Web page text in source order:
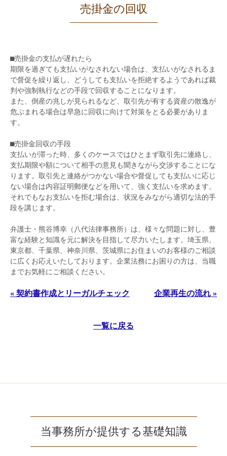
売掛金の回収
⬛︎売掛金の支払が遅れたら
期限を過ぎても支払いがなされない場合は、支払いがなされるま
で督促を繰り返し、どうしても支払いを拒絶するようであれば裁
判や強制執行などの手段で回収することになります。
また、倒産の兆しが見られるなど、取引先が有する資産の散逸が
危ぶまれる場合は早急に回収に向けて対策をとる必要がありま
す。
⬛︎売掛金回収の手段
支払いが滞った時、多くのケースではひとまず取引先に連絡し、
支払期限や額について相手の意見も聞きながら交渉することにな
ります。取引先と連絡がつかない場合や督促しても支払いに応じ
ない場合は内容証明郵便などを用いて、強く支払いを求めます。
それでもなお支払いを拒む場合は、状況をみながら適切な法的手
段を講じます。
弁護士・熊谷博幸（八代法律事務所）は、様々な問題に対し、豊
富な経験と知識を元に解決を目指して尽力いたします。埼玉県、
東京都、千葉県、神奈川県、茨城県にお住まいのお客様のご相談
に広くお応えいたしております。企業法務にお困りの方は、当職
までお気軽にご相談ください。
« 契約書作成とリーガルチェック 企業再生の流れ »
一覧に戻る
当事務所が提供する基礎知識